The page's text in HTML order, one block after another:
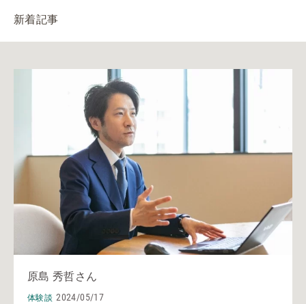
新着記事
原島 秀哲さん
体験談 2024/05/17